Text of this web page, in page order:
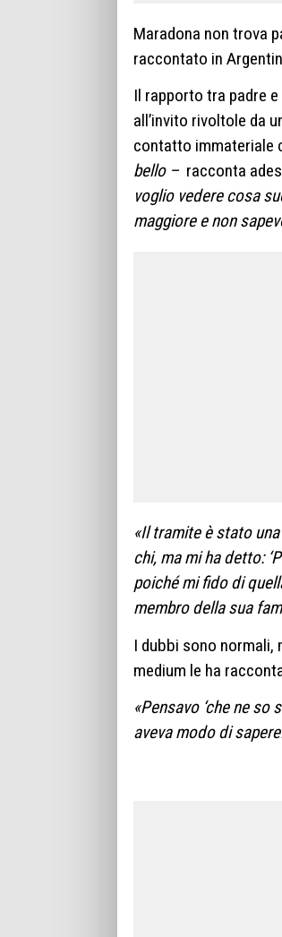
Maradona non trova
raccontato in
Il rapporto tra padre
all’invito rivoltole da
contatto immateriale
bello – racconta
voglio vedere cosa
maggiore e non
«Il tramite è stato
chi, ma mi ha detto:
poiché mi fido di
membro della sua
I dubbi sono normali,
medium le ha
«Pensavo ‘che ne
aveva modo di